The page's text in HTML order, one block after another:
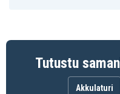
12 mm
Tutustu
Akkulaturi